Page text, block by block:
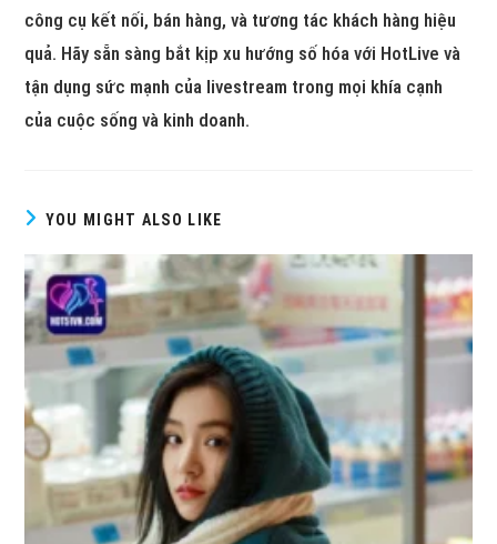
công cụ kết nối, bán hàng, và tương tác khách hàng hiệu
quả. Hãy sẵn sàng bắt kịp xu hướng số hóa với HotLive và
tận dụng sức mạnh của livestream trong mọi khía cạnh
của cuộc sống và kinh doanh.
YOU MIGHT ALSO LIKE